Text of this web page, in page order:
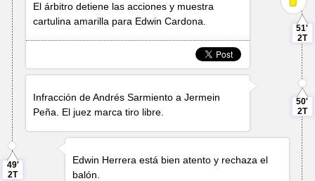
El árbitro detiene las acciones y muestra
cartulina amarilla para Edwin Cardona
51'
2T
Infracción deAndrés Sarmiento aJermein
Peña . El juez marca tiro libre.
50'
2T
49'
2T
Edwin Herrera está bien atento y rechaza el
balón.